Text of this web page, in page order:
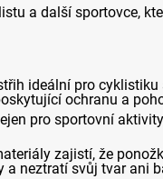
a další sportovce,
ideální pro
ochranu a
pro sportovní
zajistí, že
a neztratí svůj tvar ani